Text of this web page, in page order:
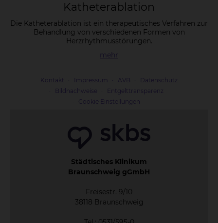
Ka­the­tera­b­la­ti­on
Die Katheterablation ist ein therapeutisches Verfahren zur
Behandlung von verschiedenen Formen von
Herzrhythmusstörungen.
mehr
Kontakt Impressum AVB
Datenschutz
Bildnachweise
Entgelttransparenz
Cookie Einstellungen
Städtisches Klinikum
Braunschweig gGmbH
Freisestr. 9/10
38118 Braunschweig